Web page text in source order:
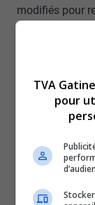
modifiés pour
La
de position
l’animateur
On peut
M. Langevin le
TVA
pour